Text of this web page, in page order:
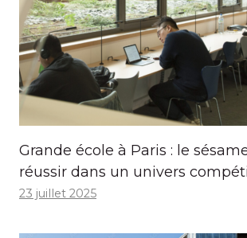
Grande école à Paris : le
réussir dans un univers
23 juillet 2025